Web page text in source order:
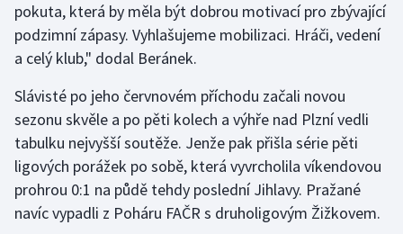
Motorsport
Olympijské hry
Parasport
Plavání
Plážový volejbal
pokuta, která by měla být dobrou motivací pro zbývající
podzimní zápasy. Vyhlašujeme mobilizaci. Hráči, vedení
a celý klub," dodal Beránek.
Slávisté po jeho červnovém příchodu začali novou
sezonu skvěle a po pěti kolech a výhře nad Plzní vedli
tabulku nejvyšší soutěže. Jenže pak přišla série pěti
ligových porážek po sobě, která vyvrcholila víkendovou
prohrou 0:1 na půdě tehdy poslední Jihlavy. Pražané
navíc vypadli z Poháru FAČR s druholigovým Žižkovem.